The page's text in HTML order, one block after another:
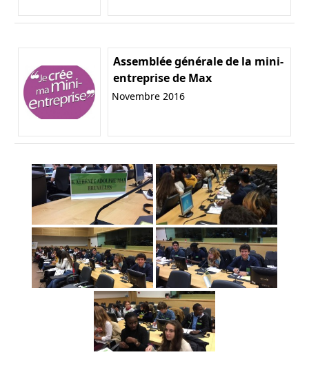
Assemblée générale de la mini-
entreprise de Max
Novembre 2016